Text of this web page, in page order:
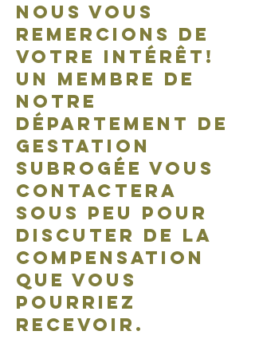
Nous vous
remercions de
votre intérêt!
Un membre de
notre
département de
gestation
subrogée vous
contactera
sous peu pour
discuter de la
compensation
que vous
pourriez
recevoir.